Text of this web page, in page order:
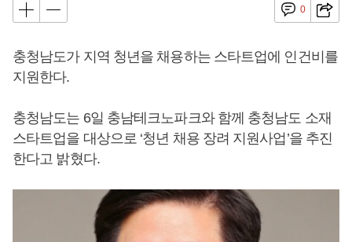
0
충청남도가 지역 청년을 채용하는 스타트업에 인건비를
지원한다.
충청남도는 6일 충남테크노파크와 함께 충청남도 소재
스타트업을 대상으로 ‘청년 채용 장려 지원사업’을 추진
한다고 밝혔다.